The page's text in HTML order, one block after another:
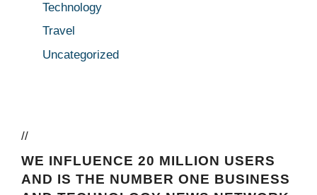
Technology
Travel
Uncategorized
//
WE INFLUENCE 20 MILLION USERS
AND IS THE NUMBER ONE BUSINESS